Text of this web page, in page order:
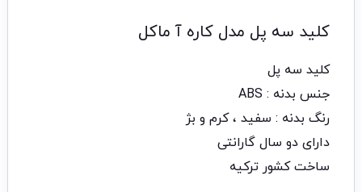
کلید سه پل مدل کاره آ ماکل
کلید سه پل
جنس بدنه : ABS
رنگ بدنه : سفید ، کرم و بژ
دارای دو سال گارانتی
ساخت کشور ترکیه